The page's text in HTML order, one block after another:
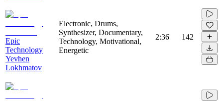
Epic
Technology
Yevhen
Lokhmatov
Electronic, Drums,
Synthesizer, Documentary,
Technology, Motivational,
Energetic
2:36 142